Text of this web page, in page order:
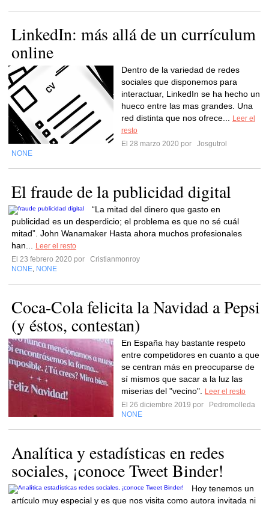
LinkedIn: más allá de un currículum
online
Dentro de la variedad de redes
sociales que disponemos para
interactuar, LinkedIn se ha hecho un
hueco entre las mas grandes. Una
red distinta que nos ofrece...
Leer el
resto
El 28 marzo 2020 por
Josgutrol
NONE
El fraude de la publicidad digital
“La mitad del dinero que gasto en
publicidad es un desperdicio; el problema es que no sé cuál
mitad”. John Wanamaker Hasta ahora muchos profesionales
han...
Leer el resto
El 23 febrero 2020 por
Cristianmonroy
NONE NONE
Coca-Cola felicita la Navidad a Pepsi
(y éstos, contestan)
En España hay bastante respeto
entre competidores en cuanto a que
se centran más en preocuparse de
sí mismos que sacar a la luz las
miserias del "vecino".
Leer el resto
El 26 diciembre 2019 por
Pedromolleda
NONE
Analítica y estadísticas en redes
sociales, ¡conoce Tweet Binder!
Hoy tenemos un
artículo muy especial y es que nos visita como autora invitada ni